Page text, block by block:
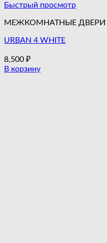
Быстрый просмотр
МЕЖКОМНАТНЫЕ ДВЕРИ
URBAN 4 WHITE
8,500 ₽
В корзину